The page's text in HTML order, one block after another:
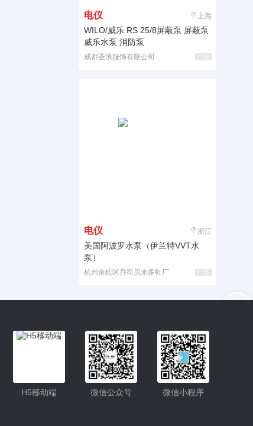
电仪 上海
WILO/威乐 RS 25/8屏蔽泵 屏蔽泵
威乐水泵 消防泵
成都圣浪服饰有限公司 广告
电仪 浙江
美国阿波罗水泵（伊兰特VVT水
泵）
杭州余杭区乔司贝来多鞋厂 广告
微信小程序
微信公众号
H5移动端